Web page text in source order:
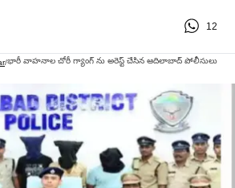
12
/భారీ వాహనాల చోరీ గ్యాంగ్ ను అరెస్ట్ చేసిన ఆదిలాబాద్ పోలీసులు